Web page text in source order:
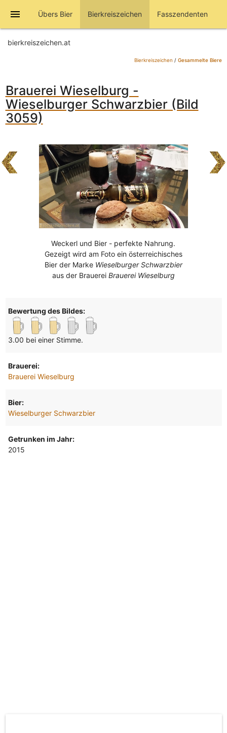
menu Übers Bier Bierkreiszeichen Fasszendenten
bierkreiszeichen.at
Bierkreiszeichen / Gesammelte Biere
Brauerei Wieselburg -
Wieselburger Schwarzbier (Bild
3059)
Weckerl und Bier - perfekte Nahrung.
Gezeigt wird am Foto ein österreichisches
Bier der Marke Wieselburger Schwarzbier
aus der Brauerei Brauerei Wieselburg
Bewertung des Bildes:
3.00 bei einer Stimme.
Brauerei:
Brauerei Wieselburg
Bier:
Wieselburger Schwarzbier
Getrunken im Jahr:
2015